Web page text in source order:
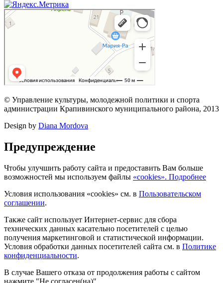
© Управление культуры, молодежной политики и спорта
администрации Крапивинского муниципального района, 2013
Design by Diana Mordova
Предупреждение
Чтобы улучшить работу сайта и предоставить Вам больше
возможностей мы используем файлы «cookies». Подробнее
Условия использования «cookies» см. в Пользовательском
соглашении.
Также сайт использует Интернет-сервис для сбора
технических данных касательно посетителей с целью
получения маркетинговой и статистической информации.
Условия обработки данных посетителей сайта см. в Политике
конфиденциальности.
В случае Вашего отказа от продолжения работы с сайтом
нажмите "Не согласен(на)".